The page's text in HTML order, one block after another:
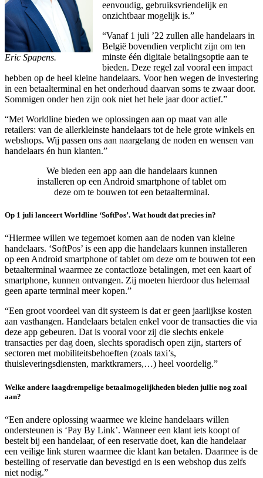
Eric Spapens.
eenvoudig, gebruiksvriendelijk en
onzichtbaar mogelijk is.”
“Vanaf 1 juli ’22 zullen alle handelaars in
België bovendien verplicht zijn om ten
minste één digitale betalingsoptie aan te
bieden. Deze regel zal vooral een impact
hebben op de heel kleine handelaars. Voor hen wegen de investering
in een betaalterminal en het onderhoud daarvan soms te zwaar door.
Sommigen onder hen zijn ook niet het hele jaar door actief.”
“Met Worldline bieden we oplossingen aan op maat van alle
retailers: van de allerkleinste handelaars tot de hele grote winkels en
webshops. Wij passen ons aan naargelang de noden en wensen van
handelaars én hun klanten.”
We bieden een app aan die handelaars kunnen
installeren op een Android smartphone of tablet om
deze om te bouwen tot een betaalterminal.
Op 1 juli lanceert Worldline ‘SoftPos’. Wat houdt dat precies in?
“Hiermee willen we tegemoet komen aan de noden van kleine
handelaars. ‘SoftPos’ is een app die handelaars kunnen installeren
op een Android smartphone of tablet om deze om te bouwen tot een
betaalterminal waarmee ze contactloze betalingen, met een kaart of
smartphone, kunnen ontvangen. Zij moeten hierdoor dus helemaal
geen aparte terminal meer kopen.”
“Een groot voordeel van dit systeem is dat er geen jaarlijkse kosten
aan vasthangen. Handelaars betalen enkel voor de transacties die via
deze app gebeuren. Dat is vooral voor zij die slechts enkele
transacties per dag doen, slechts sporadisch open zijn, starters of
sectoren met mobiliteitsbehoeften (zoals taxi’s,
thuisleveringsdiensten, marktkramers,…) heel voordelig.”
Welke andere laagdrempelige betaalmogelijkheden bieden jullie nog zoal
aan?
“Een andere oplossing waarmee we kleine handelaars willen
ondersteunen is ‘Pay By Link’. Wanneer een klant iets koopt of
bestelt bij een handelaar, of een reservatie doet, kan die handelaar
een veilige link sturen waarmee die klant kan betalen. Daarmee is de
bestelling of reservatie dan bevestigd en is een webshop dus zelfs
niet nodig.”